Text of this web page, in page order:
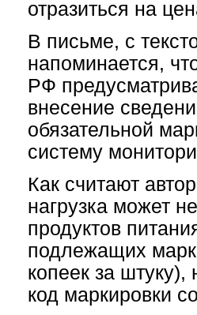
отразиться на
В письме, с
напоминается,
РФ
внесение
обязательной
систему
Как считают
нагрузка может
продуктов
подлежащих
копеек за
код маркировки